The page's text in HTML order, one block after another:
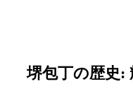
堺包丁の歴史: